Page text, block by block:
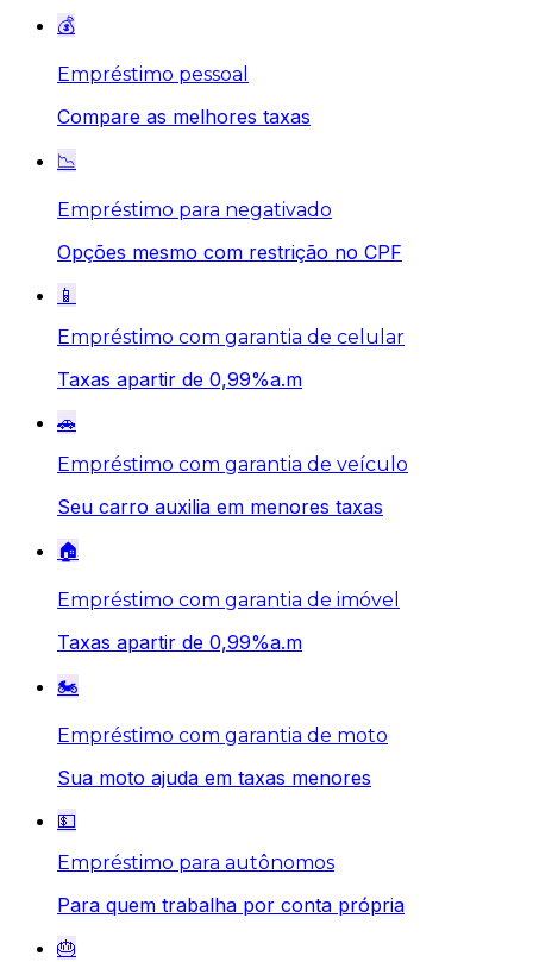
💰
Empréstimo pessoal
Compare as melhores taxas
📉
Empréstimo para negativado
Opções mesmo com restrição no CPF
📱
Empréstimo com garantia de celular
Taxas apartir de 0,99%a.m
🚗
Empréstimo com garantia de veículo
Seu carro auxilia em menores taxas
🏠
Empréstimo com garantia de imóvel
Taxas apartir de 0,99%a.m
🏍️
Empréstimo com garantia de moto
Sua moto ajuda em taxas menores
💵
Empréstimo para autônomos
Para quem trabalha por conta própria
🎂